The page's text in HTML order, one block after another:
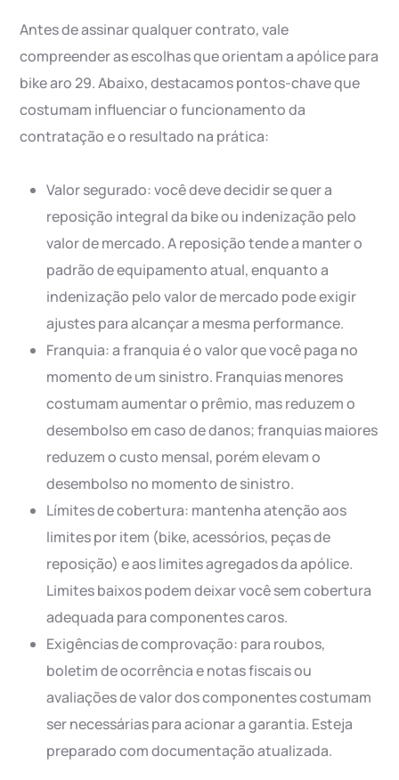
Antes de assinar qualquer contrato, vale
compreender as escolhas que orientam a apólice para
bike aro 29. Abaixo, destacamos pontos-chave que
costumam influenciar o funcionamento da
contratação e o resultado na prática:
Valor segurado: você deve decidir se quer a
reposição integral da bike ou indenização pelo
valor de mercado. A reposição tende a manter o
padrão de equipamento atual, enquanto a
indenização pelo valor de mercado pode exigir
ajustes para alcançar a mesma performance.
Franquia: a franquia é o valor que você paga no
momento de um sinistro. Franquias menores
costumam aumentar o prêmio, mas reduzem o
desembolso em caso de danos; franquias maiores
reduzem o custo mensal, porém elevam o
desembolso no momento de sinistro.
Límites de cobertura: mantenha atenção aos
limites por item (bike, acessórios, peças de
reposição) e aos limites agregados da apólice.
Limites baixos podem deixar você sem cobertura
adequada para componentes caros.
Exigências de comprovação: para roubos,
boletim de ocorrência e notas fiscais ou
avaliações de valor dos componentes costumam
ser necessárias para acionar a garantia. Esteja
preparado com documentação atualizada.